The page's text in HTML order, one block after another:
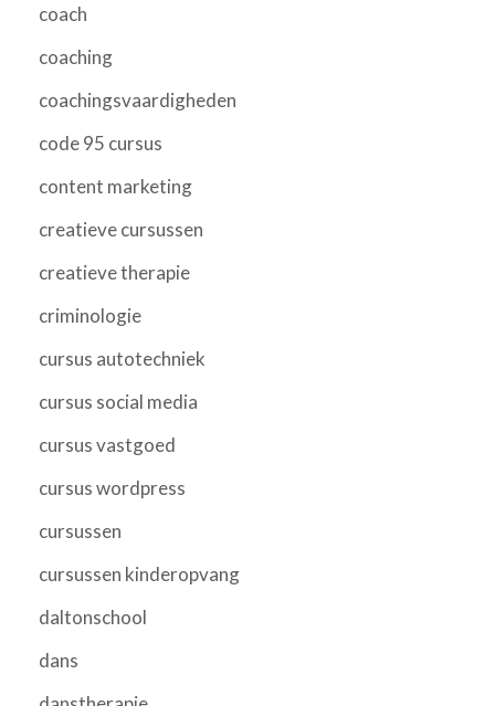
coach
coaching
coachingsvaardigheden
code 95 cursus
content marketing
creatieve cursussen
creatieve therapie
criminologie
cursus autotechniek
cursus social media
cursus vastgoed
cursus wordpress
cursussen
cursussen kinderopvang
daltonschool
dans